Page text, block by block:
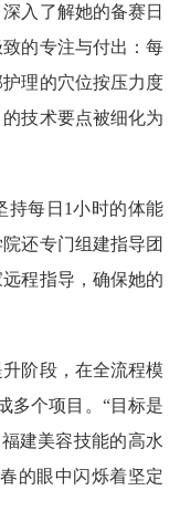
入了解她的备赛日
的专注与付出：每
理的穴位按压力度
技术要点被细化为
每日1小时的体能
还专门组建指导团
程指导，确保她的
阶段，在全流程模
多个项目。“目标是
建美容技能的高水
的眼中闪烁着坚定